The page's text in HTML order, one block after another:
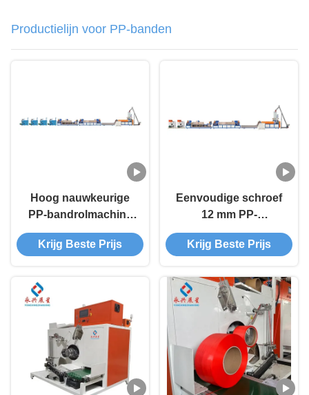
Productielijn voor PP-banden
Hoog nauwkeurige
PP-bandrolmachine
Automatische 12 mm
PP-band-extrusielijn
Krijg Beste Prijs
Eenvoudige schroef
12 mm PP-
bandrolmachine
Krijg Beste Prijs